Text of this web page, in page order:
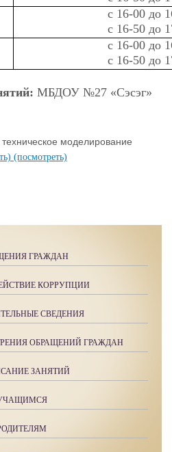
с 16-00 до
с 16-50 до
с 16-00 до
с 16-50 до
МБДОУ №27 «Сэсэг»
моделирование
(посмотреть)
ГРАЖДАН
КОРРУПЦИИ
СВЕДЕНИЯ
ОБРАЩЕНИЙ ГРАЖДАН
ЗАНЯТИЙ